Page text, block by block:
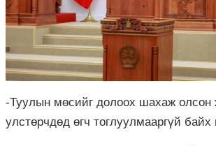
-Туулын мөсийг долоох шахаж
улстөрчдөд өгч тоглуулмааргүй